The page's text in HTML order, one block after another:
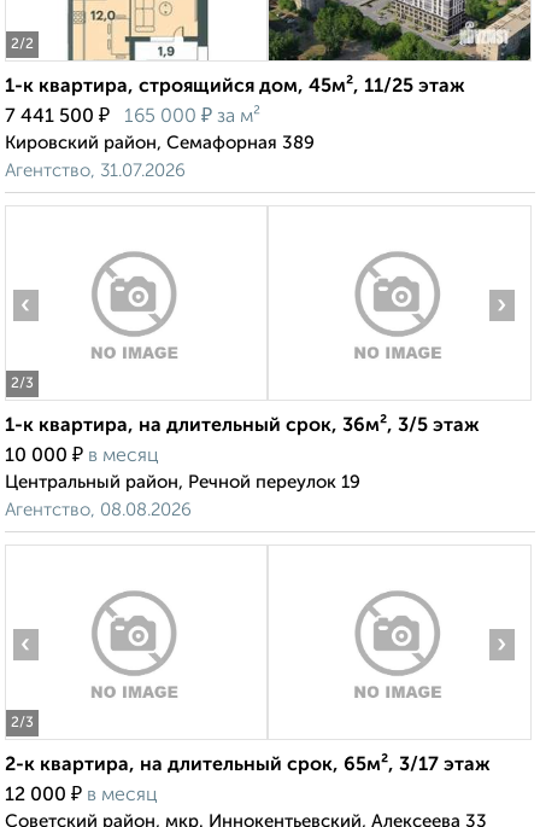
2/2
1-к квартира, строящийся дом, 45м², 11/25 этаж
7 441 500 ₽ 165 000 ₽ за м²
Кировский район, Семафорная 389
Агентство, 31.07.2026
2/3
‹ ›
1-к квартира, на длительный срок, 36м², 3/5 этаж
10 000 ₽ в месяц
Центральный район, Речной переулок 19
Агентство, 08.08.2026
2/3
‹ ›
2-к квартира, на длительный срок, 65м², 3/17 этаж
12 000 ₽ в месяц
Советский район, мкр. Иннокентьевский, Алексеева 33